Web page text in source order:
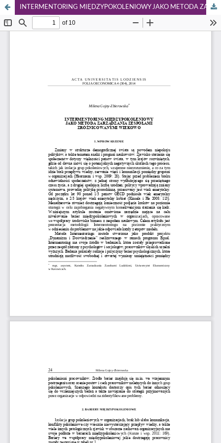
INTERMENTORING MIĘDZYPOKOLENIOWY JAKO METODA ZARZĄDZANIA WIEDZĄ I POTENCJAŁEM ZESPOŁÓW ZRÓŻNICOWANYCH WIEKOWO